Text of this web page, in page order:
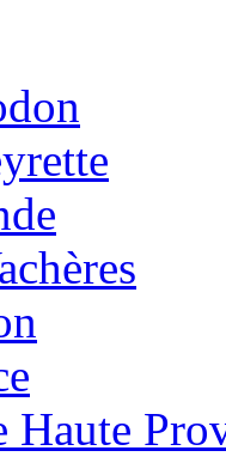
Haute